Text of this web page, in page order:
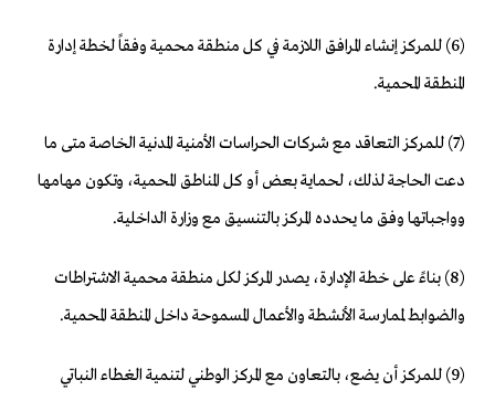
(6) للمركز إنشاء المرافق اللازمة في كل منطقة محمية وفقاً لخطة إدارة
المنطقة المحمية.
(7) للمركز التعاقد مع شركات الحراسات الأمنية المدنية الخاصة متى ما
دعت الحاجة لذلك، لحماية بعض أو كل المناطق المحمية، وتكون مهامها
وواجباتها وفق ما يحدده المركز بالتنسيق مع وزارة الداخلية.
(8) بناءً على خطة الإدارة، يصدر المركز لكل منطقة محمية الاشتراطات
والضوابط لممارسة الأنشطة والأعمال المسموحة داخل المنطقة المحمية.
(9) للمركز أن يضع، بالتعاون مع المركز الوطني لتنمية الغطاء النباتي